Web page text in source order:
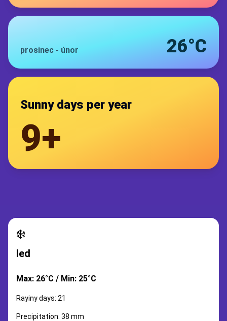
prosinec - únor 26°C
Sunny days per year
9+
❄️
led
Max: 26°C / Min: 25°C
Rayiny days: 21
Precipitation: 38 mm